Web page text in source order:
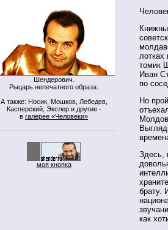
Шендерович.
Рыцарь непечатного образа.
А также: Носик, Мошков, Лебедев,
Касперский, Экслер и другие -
в галерее «Человеки»
моя кнопка
томик
Иван
по
Но
Здесь,
брату.
как